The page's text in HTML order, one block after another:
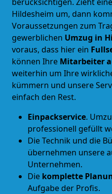
Hildesheim um, dann
Voraussetzungen zum
gewerblichen Umzug in
voraus, dass hier ein
können Ihre Mitarbeiter
weiterhin um Ihre
kümmern und unsere
einfach den Rest.
Einpackservice.
professionell gefüllt
Die Technik und die
übernehmen unsere
Unternehmen.
Die komplette
Aufgabe der Profis.